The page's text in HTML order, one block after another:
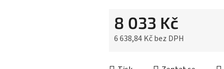
hvězdiček.
8 033 Kč
6 638,84 Kč bez DPH